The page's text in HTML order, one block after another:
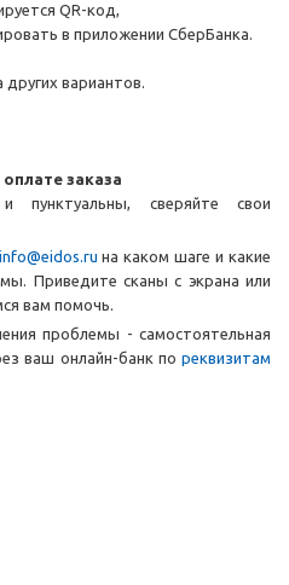
QR-код,
в приложении СберБанка.
вариантов.
заказа
пунктуальны, сверяйте свои
info@eidos.ru на каком шаге и какие
Приведите сканы с экрана или
вам помочь.
проблемы - самостоятельная
ваш онлайн-банк по реквизитам